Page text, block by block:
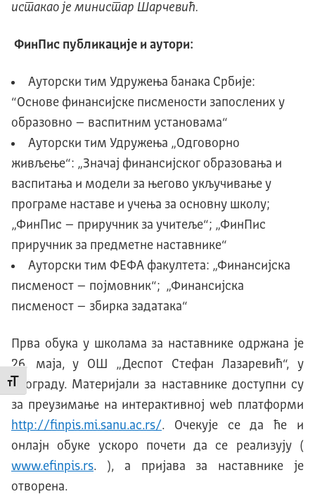
Промени величину слова
истакао је министар Шарчевић.
ФинПис публикације и аутори:
Ауторски тим Удружења банака Србије:
“Основе финансијске писмености запослених у
образовно – васпитним установама“
Ауторски тим Удружења „Одговорно
живљење“: „Значај финансијског образовања и
васпитања и модели за његово укључивање у
програме наставе и учења за основну школу;
„ФинПис – приручник за учитеље“; „ФинПис
приручник за предметне наставнике“
Ауторски тим ФЕФА факултета: „Финансијска
писменост – појмовник“; „Финансијска
писменост – збирка задатака“
Прва обука у школама за наставнике одржана је
26. маја, у ОШ „Деспот Стефан Лазаревић“, у
Београду. Материјали за наставнике доступни су
за преузимање на интерактивној web платформи
http://finpis.mi.sanu.ac.rs/. Очекује се да ће и
онлајн обуке ускоро почети да се реализују (
www.efinpis.rs. ), а пријава за наставнике је
отворена.